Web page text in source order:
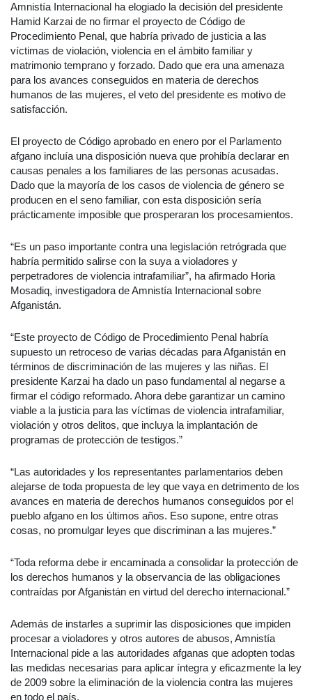
Amnistía Internacional ha elogiado la decisión del presidente
Hamid Karzai de no firmar el proyecto de Código de
Procedimiento Penal, que habría privado de justicia a las
víctimas de violación, violencia en el ámbito familiar y
matrimonio temprano y forzado. Dado que era una amenaza
para los avances conseguidos en materia de derechos
humanos de las mujeres, el veto del presidente es motivo de
satisfacción.
El proyecto de Código aprobado en enero por el Parlamento
afgano incluía una disposición nueva que prohibía declarar en
causas penales a los familiares de las personas acusadas.
Dado que la mayoría de los casos de violencia de género se
producen en el seno familiar, con esta disposición sería
prácticamente imposible que prosperaran los procesamientos.
“Es un paso importante contra una legislación retrógrada que
habría permitido salirse con la suya a violadores y
perpetradores de violencia intrafamiliar”, ha afirmado Horia
Mosadiq, investigadora de Amnistía Internacional sobre
Afganistán.
“Este proyecto de Código de Procedimiento Penal habría
supuesto un retroceso de varias décadas para Afganistán en
términos de discriminación de las mujeres y las niñas. El
presidente Karzai ha dado un paso fundamental al negarse a
firmar el código reformado. Ahora debe garantizar un camino
viable a la justicia para las víctimas de violencia intrafamiliar,
violación y otros delitos, que incluya la implantación de
programas de protección de testigos.”
“Las autoridades y los representantes parlamentarios deben
alejarse de toda propuesta de ley que vaya en detrimento de los
avances en materia de derechos humanos conseguidos por el
pueblo afgano en los últimos años. Eso supone, entre otras
cosas, no promulgar leyes que discriminan a las mujeres.”
“Toda reforma debe ir encaminada a consolidar la protección de
los derechos humanos y la observancia de las obligaciones
contraídas por Afganistán en virtud del derecho internacional.”
Además de instarles a suprimir las disposiciones que impiden
procesar a violadores y otros autores de abusos, Amnistía
Internacional pide a las autoridades afganas que adopten todas
las medidas necesarias para aplicar íntegra y eficazmente la ley
de 2009 sobre la eliminación de la violencia contra las mujeres
en todo el país.